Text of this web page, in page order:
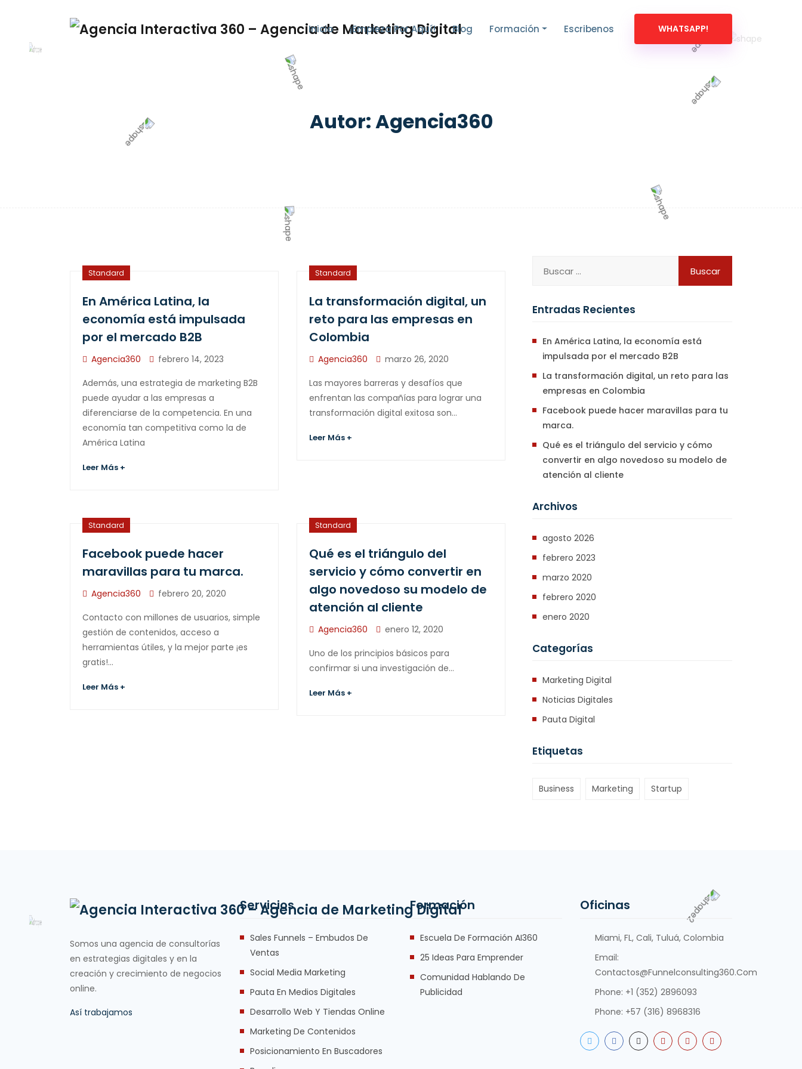
Inicio ¡Empieza Por Aquí! Blog Formación Escribenos WHATSAPP!
Autor:Agencia360
Standard
En América Latina, la
economía está impulsada
por el mercado B2B
Agencia360
febrero 14, 2023
Además, una estrategia de marketing B2B
puede ayudar a las empresas a
diferenciarse de la competencia. En una
economía tan competitiva como la de
América Latina
Leer Más +
Standard
La transformación digital, un
reto para las empresas en
Colombia
Agencia360
marzo 26, 2020
Las mayores barreras y desafíos que
enfrentan las compañías para lograr una
transformación digital exitosa son…
Leer Más +
Standard
Facebook puede hacer
maravillas para tu marca.
Agencia360
febrero 20, 2020
Contacto con millones de usuarios, simple
gestión de contenidos, acceso a
herramientas útiles, y la mejor parte ¡es
gratis!…
Leer Más +
Standard
Qué es el triángulo del
servicio y cómo convertir en
algo novedoso su modelo de
atención al cliente​
Agencia360
enero 12, 2020
Uno de los principios básicos para
confirmar si una investigación de…
Leer Más +
Entradas Recientes
En América Latina, la economía está
impulsada por el mercado B2B
La transformación digital, un reto para las
empresas en Colombia
Facebook puede hacer maravillas para tu
marca.
Qué es el triángulo del servicio y cómo
convertir en algo novedoso su modelo de
atención al cliente​
Archivos
agosto 2026
febrero 2023
marzo 2020
febrero 2020
enero 2020
Categorías
Marketing Digital
Noticias Digitales
Pauta Digital
Etiquetas
Business Marketing Startup
Somos una agencia de consultorías
en estrategias digitales y en la
creación y crecimiento de negocios
online.
Así trabajamos
Servicios
Sales Funnels – Embudos De
Ventas
Social Media Marketing
Pauta En Medios Digitales
Desarrollo Web Y Tiendas Online
Marketing De Contenidos
Posicionamiento En Buscadores
Formación
Escuela De Formación AI360
25 Ideas Para Emprender
Comunidad Hablando De
Publicidad
Oficinas
Miami, FL, Cali, Tuluá, Colombia
Email:
Contactos@funnelconsulting360.com
Phone: +1 (352) 2896093
Phone: +57 (316) 8968316